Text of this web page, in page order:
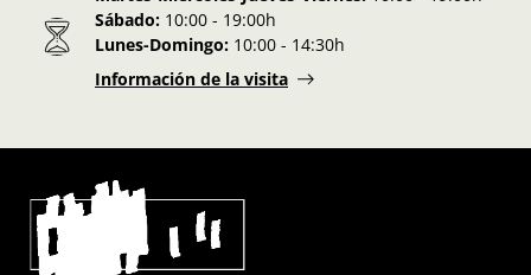
Sábado: 10:00 - 19:00h
Lunes-Domingo: 10:00 - 14:30h
Información de la visita